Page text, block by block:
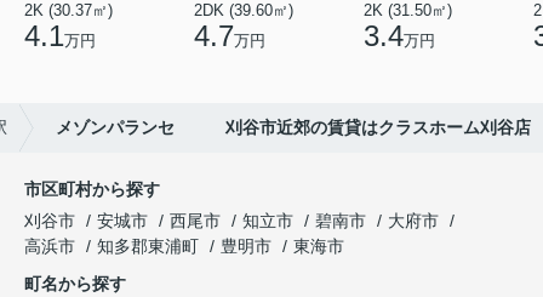
2K (30.37㎡)
4.1万円
2DK (39.60㎡)
4.7万円
2K (31.50㎡)
3.4万円
メゾンパランセ 刈谷市近郊の賃貸はクラスホーム刈谷店
市区町村から探す
刈谷市
安城市 西尾市 知立市 碧南市
大府市
高浜市
知多郡東浦町 豊明市
東海市
町名から探す